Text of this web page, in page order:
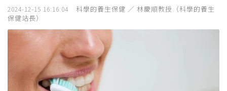
2024-12-15 16:16:04
科學的養生保健 ／ 林慶順教授（科學的養生
保健站長）